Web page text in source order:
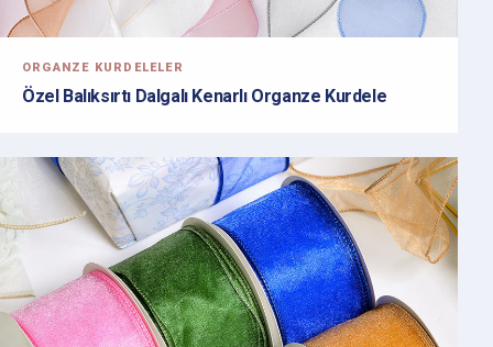
ORGANZE KURDELELER
Özel Balıksırtı Dalgalı Kenarlı Organze Kurdele